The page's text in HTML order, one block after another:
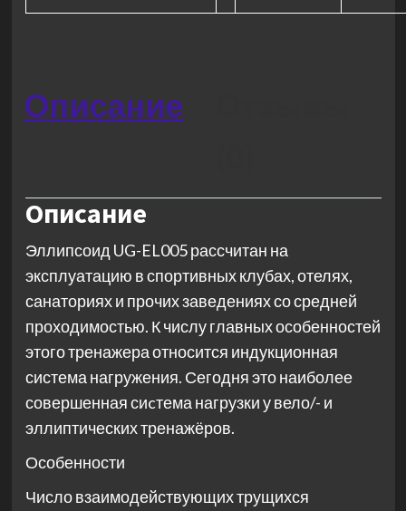
Описание
Описание
Эллипсоид UG-EL005 рассчитан на
эксплуатацию в спортивных клубах, отелях,
санаториях и прочих заведениях со средней
проходимостью. К числу главных особенностей
этого тренажера относится индукционная
система нагружения. Сегодня это наиболее
совершенная сиcтема нагрузки у вело/- и
эллиптических тренажёров.
Особенности
Число взаимодействующих трущихся